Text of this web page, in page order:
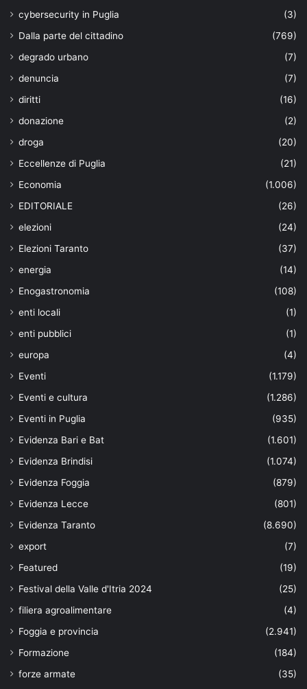
cybersecurity in Puglia
(3)
Dalla parte del cittadino
(769)
degrado urbano
(7)
denuncia
(7)
diritti
(16)
donazione
(2)
droga
(20)
Eccellenze di Puglia
(21)
Economia
(1.006)
EDITORIALE
(26)
elezioni
(24)
Elezioni Taranto
(37)
energia
(14)
Enogastronomia
(108)
enti locali
(1)
enti pubblici
(1)
europa
(4)
Eventi
(1.179)
Eventi e cultura
(1.286)
Eventi in Puglia
(935)
Evidenza Bari e Bat
(1.601)
Evidenza Brindisi
(1.074)
Evidenza Foggia
(879)
Evidenza Lecce
(801)
Evidenza Taranto
(8.690)
export
(7)
Featured
(19)
Festival della Valle d'Itria 2024
(25)
filiera agroalimentare
(4)
Foggia e provincia
(2.941)
Formazione
(184)
forze armate
(35)